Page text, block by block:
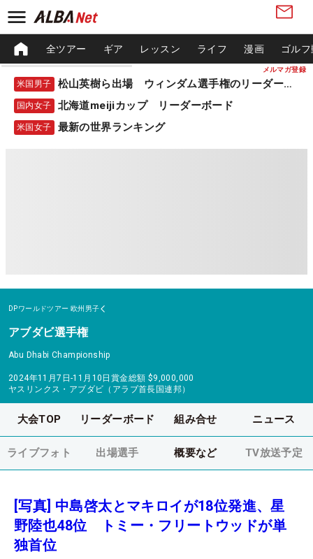
メルマガ登録
全ツアー ギア レッスン ライフ 漫画 ゴル
米国男子 松山英樹ら出場 ウィンダム選手権のリーダーボード
国内女子 北海道meijiカップ リーダーボード
米国女子 最新の世界ランキング
DPワールドツアー 欧州男子
アブダビ選手権
Abu Dhabi Championship
2024年11月7日-11月10日 賞金総額 $9,000,000
ヤスリンクス・アブダビ（アラブ首長国連邦）
大会TOP リーダーボード 組み合せ ニュース
ライブフォト 出場選手 概要など TV放送予定
[写真] 中島啓太とマキロイが18位発進、星
野陸也48位 トミー・フリートウッドが単
独首位